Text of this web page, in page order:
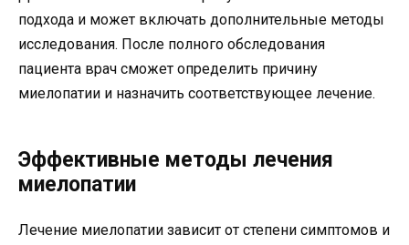
подхода и может включать дополнительные методы
исследования. После полного обследования
пациента врач сможет определить причину
миелопатии и назначить соответствующее лечение.
Эффективные методы лечения
миелопатии
Лечение миелопатии зависит от степени симптомов и